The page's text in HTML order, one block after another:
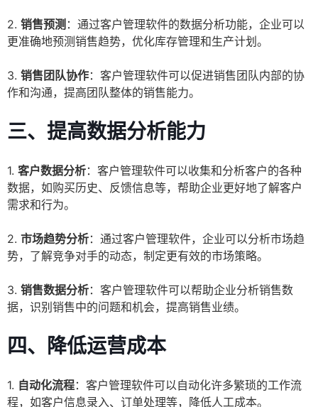
2. 销售预测 ：通过客户管理软件的数据分析功能，企业可以
更准确地预测销售趋势，优化库存管理和生产计划。
3. 销售团队协作：客户管理软件可以促进销售团队内部的协
作和沟通，提高团队整体的销售能力。
三、提高数据分析能力
1. 客户数据分析：客户管理软件可以收集和分析客户的各种
数据，如购买历史、反馈信息等，帮助企业更好地了解客户
需求和行为。
2. 市场趋势分析：通过客户管理软件，企业可以分析市场趋
势，了解竞争对手的动态，制定更有效的市场策略。
3. 销售数据分析：客户管理软件可以帮助企业分析销售数
据，识别销售中的问题和机会，提高销售业绩。
四、降低运营成本
1. 自动化流程：客户管理软件可以自动化许多繁琐的工作流
程，如客户信息录入、订单处理等，降低人工成本。